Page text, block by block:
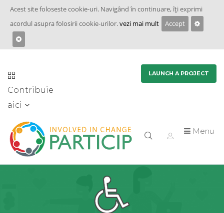
Acest site foloseste cookie-uri. Navigând în continuare, îţi exprimi
acordul asupra folosirii cookie-urilor.vezi mai mult Accept
Contribuie
aici
LAUNCH A PROJECT
Menu